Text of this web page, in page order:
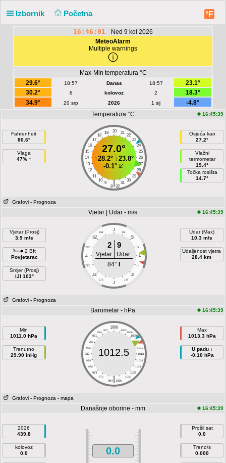
Izbornik Početna °F
16:46:01
Ned 9 kol 2026
MeteoAlarm
Multiple warnings
Max-Min temperatura °C
29.6°
18:57 Danas 18:57
23.1°
30.2°
6 kolovoz 2
18.3°
34.9°
20 srp 2026 1 sij
-4.8°
Temperatura °C
16:45:39
Fahrenheit
80.6°
Vlaga
47% ↑
20
19 21
18
22
17
23
16
24
15
25
14
26
13
27
12
28
11
29
10
30
9 31
|
8 32
27.0°
↑28.2°↓23.8°
-0.1°
Osjeća kao
27.2°
Vlažni
termometar
19.4°
Točka rosišta
14.7°
Grafovi - Prognoza
Vjetar | Udar - m/s 16:45:39
Vjetar (Prosj)
3.9 m/s
2 Bft
Povjetarac
Smjer (Prosj)
IJI 103°
J
SSZ SSI
SZ SI
ZSZ ISI
Z E
ZJZ IJI
JZ JI
JJZ JJI
J
2 9
Vjetar
Udar
84°
Udar (Max)
10.3 m/s
Udaljenost vjetra
28.4 km
Grafovi - Prognoza
Barometar - hPa 16:45:39
Min
1011.0 hPa
Trenutno
29.90 inHg
1000
997 1003
994
1006
991
1009
988
1012
985
1015
982
1018
979
1021
976
1024
973
1027
970
1030
|
964 1036
1012.5
Max
1013.3 hPa
U padu ↓
-0.10 hPa
Grafovi - Prognoza - mapa
Današnje oborine - mm 16:45:39
2026
439.8
kolovoz
0.0
0.0
Prošli sat
0.0
Trend/s
0.000